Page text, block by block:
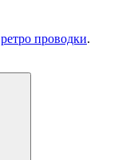
ретро проводки.